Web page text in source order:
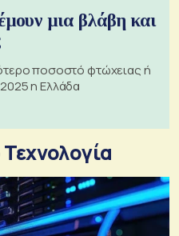
μια βλάβη και
ποσοστό φτώχειας ή
η Ελλάδα